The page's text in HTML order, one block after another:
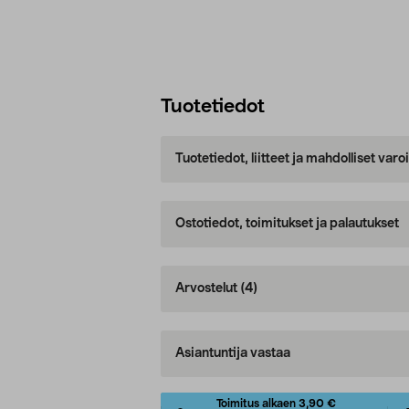
Tuotetiedot
Tuotetiedot, liitteet ja mahdolliset
Ostotiedot, toimitukset ja palautukset
Arvostelut (4)
Asiantuntija vastaa
Toimitus alkaen 3,90 €